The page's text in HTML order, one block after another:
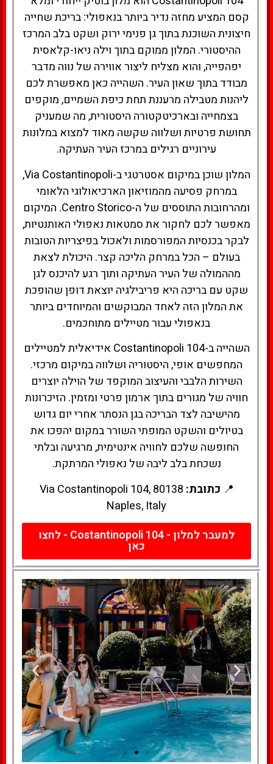
קסם המציע מחזה נדיר ביותר בנאפולי: בריכת שחייה
חיצונית השוכנת בתוך גן פנימי ירוק ושקט בלב המרכז
ההיסטורי. המלון ממוקם בתוך וילה ניאו-קלאסית
יפהפייה, והוא מצליח ליצור אווירה של נווה מדבר
מבודד בתוך שאון העיר. השהייה כאן מאפשרת לכם
ליהנות מטבילה מרעננת תחת כיפת השמיים, מוקפים
בצמחייה ובארכיטקטורה היסטורית, מה שמעניק
תחושת פרטיות ושלווה שקשה מאוד למצוא במלונות
עירוניים רגילים במרכז העיר העתיקה.
המלון שוכן במיקום אסטרטגי ב-Via Costantinopoli,
במרחק פסיעה מהמוזיאון הארכיאולוגי הלאומי
ומהרחובות התוססים של ה-Centro Storico. המיקום
מאפשר לכם לחקור את סמטאות נאפולי האותנטיות,
לבקר בכנסיות המפורסמות ולאכול בפיצריות הטובות
בעולם – הכל במרחק הליכה קצר. היכולת לצאת
מההמולה של העיר העתיקה ותוך רגע להיכנס לגן
שקט עם בריכה היא פריבילגיה יוצאת דופן שהופכת
את המלון הזה לאחד המבוקשים והמיוחדים ביותר
בנאפולי עבור מטיילים מתוחכמים.
השהייה ב-Costantinopoli 104 אידיאלית למטיילים
המחפשים אופי, היסטוריה ושלווה במיקום מרכזי.
השירות הלבבי והעיצוב המוקפד של הוילה יוצרים
חוויה של מגורים בתוך ארמון פרטי ומזמין. הזיכרונות
מהישיבה לצד הבריכה בגן הנסתר אחרי יום גדוש
בטיולים והשקט המופתי השורר במקום יהפכו את
החופשה שלכם לחוויה אינטימית, מרגיעה ובלתי
נשכחת בלב ליבה של נאפולי המרתקת.
📍 כתובת: Via Costantinopoli 104, 80138
Naples, Italy
למעבר למלון - Costantinopoli 104 - לחצו
כאן